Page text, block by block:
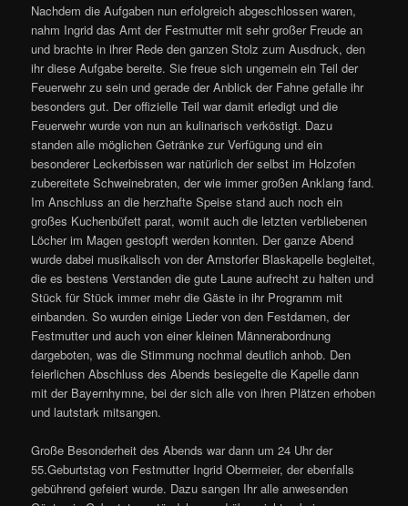
Nachdem die Aufgaben nun erfolgreich abgeschlossen waren,
nahm Ingrid das Amt der Festmutter mit sehr großer Freude an
und brachte in ihrer Rede den ganzen Stolz zum Ausdruck, den
ihr diese Aufgabe bereite. Sie freue sich ungemein ein Teil der
Feuerwehr zu sein und gerade der Anblick der Fahne gefalle ihr
besonders gut. Der offizielle Teil war damit erledigt und die
Feuerwehr wurde von nun an kulinarisch verköstigt. Dazu
standen alle möglichen Getränke zur Verfügung und ein
besonderer Leckerbissen war natürlich der selbst im Holzofen
zubereitete Schweinebraten, der wie immer großen Anklang fand.
Im Anschluss an die herzhafte Speise stand auch noch ein
großes Kuchenbüfett parat, womit auch die letzten verbliebenen
Löcher im Magen gestopft werden konnten. Der ganze Abend
wurde dabei musikalisch von der Arnstorfer Blaskapelle begleitet,
die es bestens Verstanden die gute Laune aufrecht zu halten und
Stück für Stück immer mehr die Gäste in ihr Programm mit
einbanden. So wurden einige Lieder von den Festdamen, der
Festmutter und auch von einer kleinen Männerabordnung
dargeboten, was die Stimmung nochmal deutlich anhob. Den
feierlichen Abschluss des Abends besiegelte die Kapelle dann
mit der Bayernhymne, bei der sich alle von ihren Plätzen erhoben
und lautstark mitsangen.
Große Besonderheit des Abends war dann um 24 Uhr der
55.Geburtstag von Festmutter Ingrid Obermeier, der ebenfalls
gebührend gefeiert wurde. Dazu sangen Ihr alle anwesenden